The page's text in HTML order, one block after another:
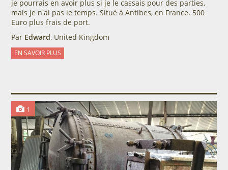
je pourrais en avoir plus si je le cassais pour des parties,
mais je n'ai pas le temps. Situé à Antibes, en France. 500
Euro plus frais de port.
Par Edward, United Kingdom
EN SAVOIR PLUS
1